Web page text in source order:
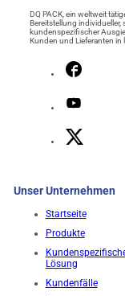
DQ PACK, ein weltweit
Bereitstellung
kundenspezifischer
Kunden und Lieferanten in
Unser Unternehmen
Startseite
Produkte
Lösung
Kundenfälle